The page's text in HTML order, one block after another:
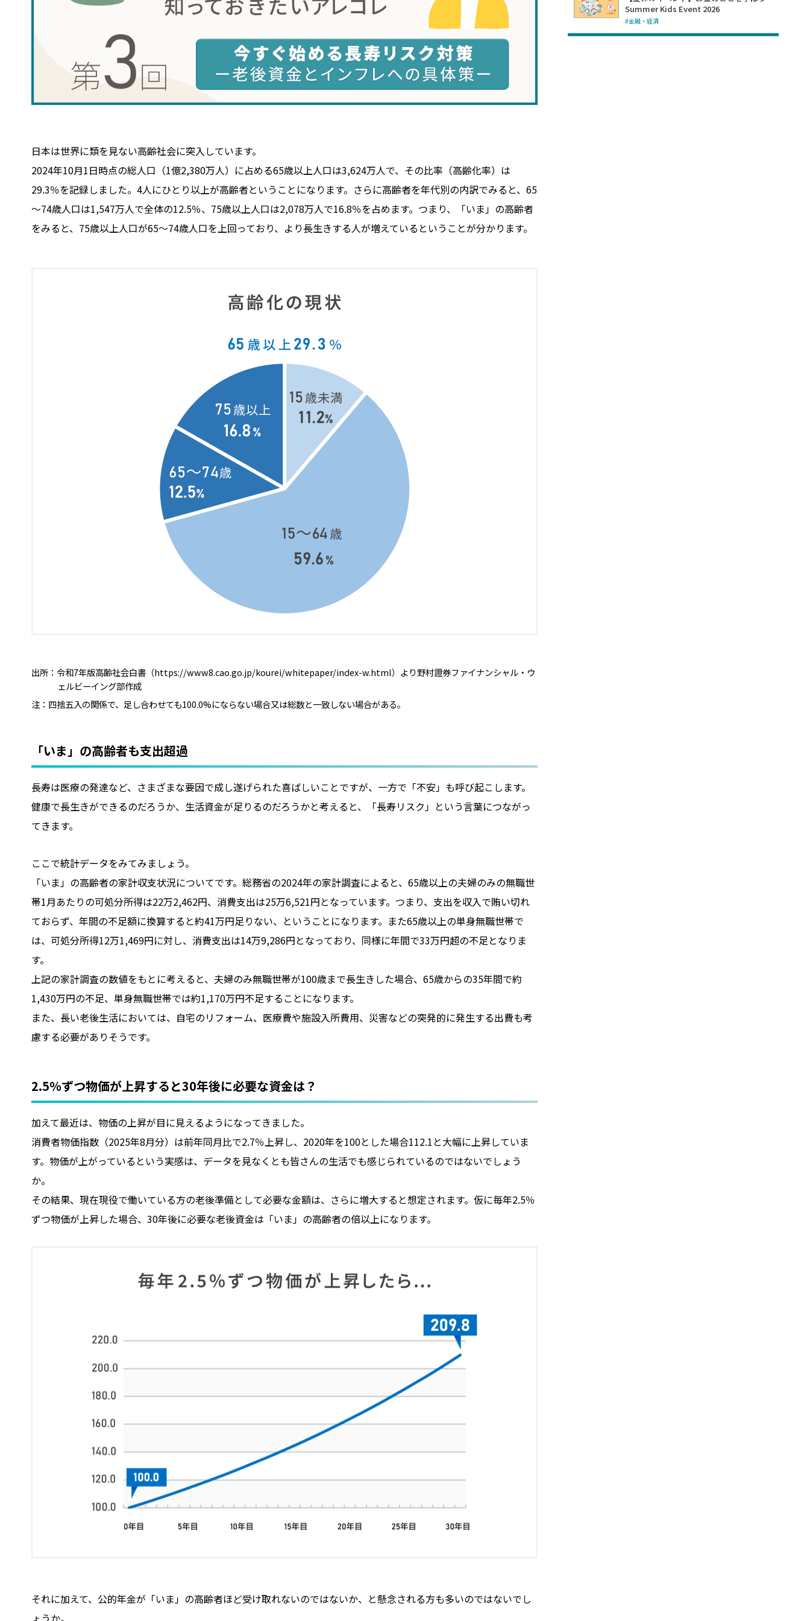
日本は世界に類を見ない高齢社会に突入しています。
2024年10月1日時点の総人口（1億2,380万人）に占める65歳以上人口は3,624万人で、その比率（高齢化率）は
29.3％を記録しました。4人にひとり以上が高齢者ということになります。さらに高齢者を年代別の内訳でみると、65
～74歳人口は1,547万人で全体の12.5％、75歳以上人口は2,078万人で16.8％を占めます。つまり、「いま」の高齢者
をみると、75歳以上人口が65～74歳人口を上回っており、より長生きする人が増えているということが分かります。
出所：令和7年版高齢社会白書（https://www8.cao.go.jp/kourei/whitepaper/index-w.html）より野村證券ファイナンシャル・ウ
ェルビーイング部作成
注：四捨五入の関係で、足し合わせても100.0%にならない場合又は総数と一致しない場合がある。
「いま」の高齢者も支出超過
長寿は医療の発達など、さまざまな要因で成し遂げられた喜ばしいことですが、一方で「不安」も呼び起こします。
健康で長生きができるのだろうか、生活資金が足りるのだろうかと考えると、「長寿リスク」という言葉につながっ
てきます。
ここで統計データをみてみましょう。
「いま」の高齢者の家計収支状況についてです。総務省の2024年の家計調査によると、65歳以上の夫婦のみの無職世
帯1月あたりの可処分所得は22万2,462円、消費支出は25万6,521円となっています。つまり、支出を収入で賄い切れ
ておらず、年間の不足額に換算すると約41万円足りない、ということになります。また65歳以上の単身無職世帯で
は、可処分所得12万1,469円に対し、消費支出は14万9,286円となっており、同様に年間で33万円超の不足となりま
す。
上記の家計調査の数値をもとに考えると、夫婦のみ無職世帯が100歳まで長生きした場合、65歳からの35年間で約
1,430万円の不足、単身無職世帯では約1,170万円不足することになります。
また、長い老後生活においては、自宅のリフォーム、医療費や施設入所費用、災害などの突発的に発生する出費も考
慮する必要がありそうです。
2.5％ずつ物価が上昇すると30年後に必要な資金は？
加えて最近は、物価の上昇が目に見えるようになってきました。
消費者物価指数（2025年8月分）は前年同月比で2.7％上昇し、2020年を100とした場合112.1と大幅に上昇していま
す。物価が上がっているという実感は、データを見なくとも皆さんの生活でも感じられているのではないでしょう
か。
その結果、現在現役で働いている方の老後準備として必要な金額は、さらに増大すると想定されます。仮に毎年2.5％
ずつ物価が上昇した場合、30年後に必要な老後資金は「いま」の高齢者の倍以上になります。
それに加えて、公的年金が「いま」の高齢者ほど受け取れないのではないか、と懸念される方も多いのではないでし
ょうか。
Summer Kids Event 2026
#金融・経済